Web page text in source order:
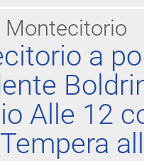
Montecitorio
a
Alle 12